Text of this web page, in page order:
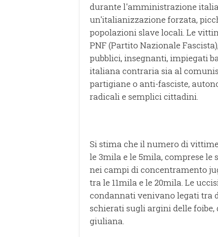
durante l'amministrazione
un'italianizzazione forzata,
popolazioni slave locali. Le
PNF (Partito Nazionale
pubblici, insegnanti, impiegati
italiana contraria sia al
partigiane o anti-fasciste,
radicali e semplici cittadini.
Si stima che il numero di
le 3mila e le 5mila, comprese
nei campi di concentramento
tra le 11mila e le 20mila. Le
condannati venivano legati tra
schierati sugli argini delle
giuliana.